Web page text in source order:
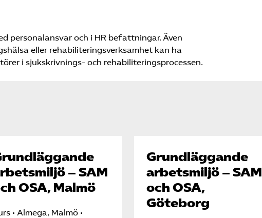
personalansvar och i HR befattningar. Även
eller rehabiliteringsverksamhet kan ha
i sjukskrivnings- och rehabiliteringsprocessen.
– SAM
OSA, Malmö
Almega, Malmö
Grundläggande
arbetsmiljö – SAM
och OSA,
Göteborg